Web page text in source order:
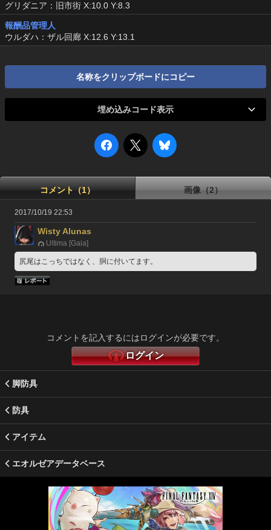
グリダニア：旧市街 X:10.0 Y:8.3
報酬品管理人
ウルダハ：ザル回廊 X:12.6 Y:13.1
名称をクリップボードにコピー
埋め込みコード表示
コメント（1） 画像（2）
2017/10/19 22:53
Wisty Alunas
Ultima [Gaia]
尻尾はこっちではなく、胴に付いてます。
コメントを記入するにはログインが必要です。
ログイン
脚防具
防具
アイテム
エオルゼアデータベース